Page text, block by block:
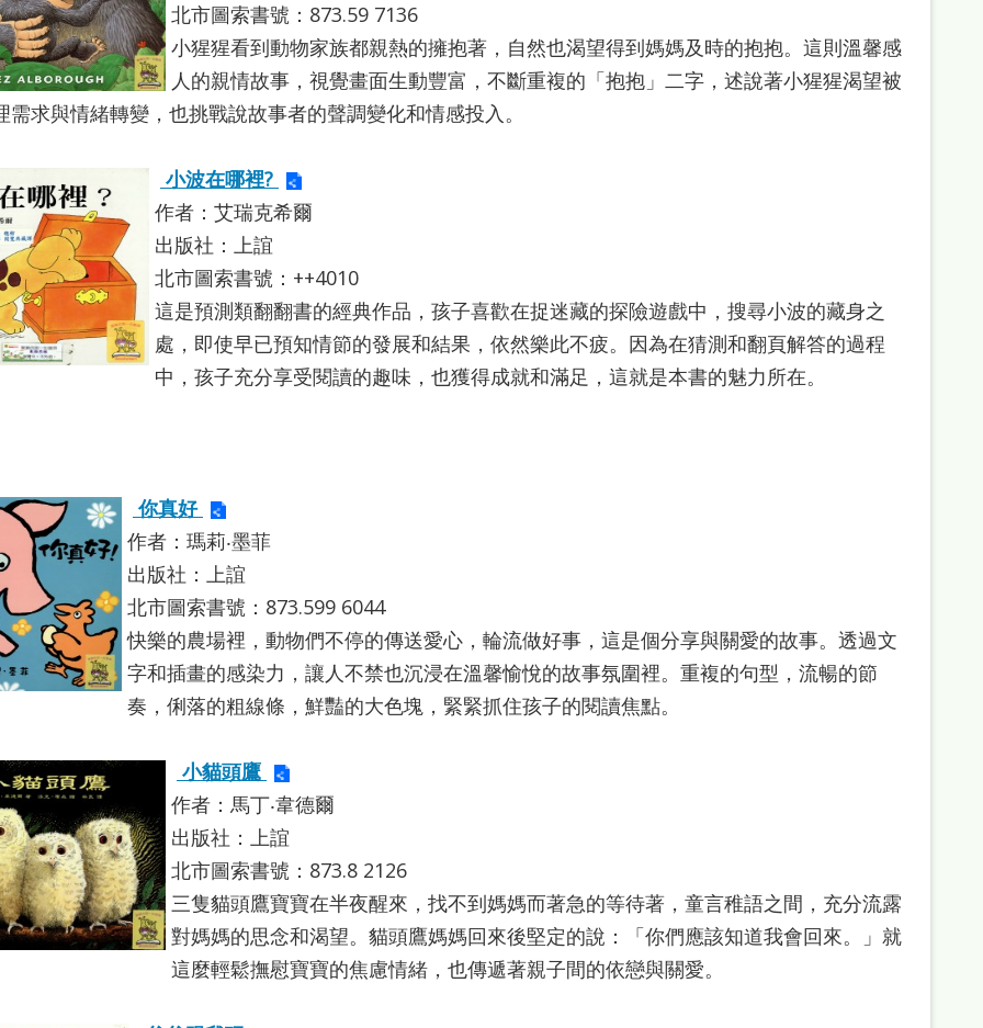
北市圖索書號：873.59 7136
小猩猩看到動物家族都親熱的擁抱著，自然也渴望得到媽媽及時的抱抱。這則溫馨感
人的親情故事，視覺畫面生動豐富，不斷重複的「抱抱」二字，述說著小猩猩渴望被
需求與情緒轉變，也挑戰說故事者的聲調變化和情感投入。
小波在哪裡?
作者：艾瑞克希爾
出版社：上誼
北市圖索書號：++4010
這是預測類翻翻書的經典作品，孩子喜歡在捉迷藏的探險遊戲中，搜尋小波的藏身之
處，即使早已預知情節的發展和結果，依然樂此不疲。因為在猜測和翻頁解答的過程
中，孩子充分享受閱讀的趣味，也獲得成就和滿足，這就是本書的魅力所在。
你真好
作者：瑪莉‧墨菲
出版社：上誼
北市圖索書號：873.599 6044
快樂的農場裡，動物們不停的傳送愛心，輪流做好事，這是個分享與關愛的故事。透過文
字和插畫的感染力，讓人不禁也沉浸在溫馨愉悅的故事氛圍裡。重複的句型，流暢的節
奏，俐落的粗線條，鮮豔的大色塊，緊緊抓住孩子的閱讀焦點。
小貓頭鷹
作者：馬丁‧韋德爾
出版社：上誼
北市圖索書號：873.8 2126
三隻貓頭鷹寶寶在半夜醒來，找不到媽媽而著急的等待著，童言稚語之間，充分流露
對媽媽的思念和渴望。貓頭鷹媽媽回來後堅定的說：「你們應該知道我會回來。」就
這麼輕鬆撫慰寶寶的焦慮情緒，也傳遞著親子間的依戀與關愛。